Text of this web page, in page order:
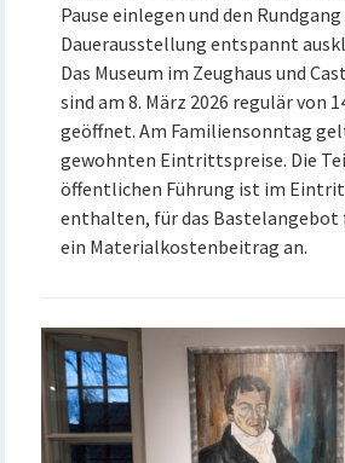
Pause einlegen und den
Dauerausstellung entspannt
Das Museum im Zeughaus und
sind am 8. März 2026 regulär von
geöffnet. Am Familiensonntag
gewohnten Eintrittspreise. Die
öffentlichen Führung ist im
enthalten, für das
ein Materialkostenbeitrag an.